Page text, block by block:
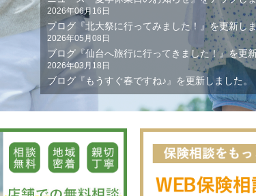
2026年06月16日
ブログ『北大祭に行ってみました！』を更新し
2026年05月08日
ブログ『仙台へ旅行に行ってきました！』を更
2026年03月18日
ブログ『もうすぐ春ですね♪』を更新しました。